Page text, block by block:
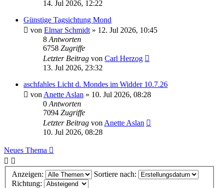
14. Jul 2026, 12:22
Günstige Tagsichtung Mond
von Elmar Schmidt » 12. Jul 2026, 10:45
8 Antworten
6758 Zugriffe
Letzter Beitrag von Carl Herzog
13. Jul 2026, 23:32
aschfahles Licht d. Mondes im Widder 10.7.26
von Anette Aslan » 10. Jul 2026, 08:28
0 Antworten
7094 Zugriffe
Letzter Beitrag von Anette Aslan
10. Jul 2026, 08:28
Neues Thema
Anzeigen:
Sortiere nach:
Richtung: